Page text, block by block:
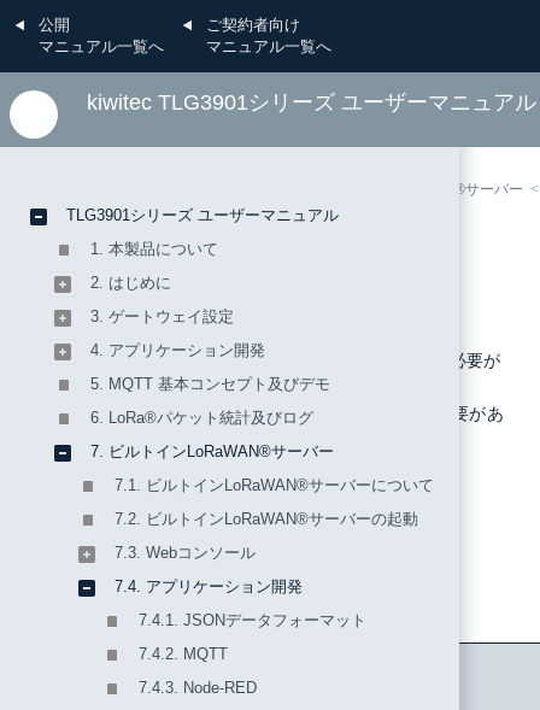
公開
マニュアル一覧へ
ご契約者向け
マニュアル一覧へ
kiwitec TLG3901シリーズ ユーザーマニュアル
7. ビルトインLoRaWAN®サーバー
7.4.6. RESTful API
RESTful APIの使用を開始するにはトークンを生成する必要が
あります。
このトークンはGETまたはPOSTメソッドに含める必要があ
表7-7
REST APIには以下の制限事項があります。
HTTPリクエストのボディサイズは100KB以下
HTTPリクエストのタイムアウトは10秒
TLG3901シリーズ ユーザーマニュアル
1. 本製品について
2. はじめに
3. ゲートウェイ設定
4. アプリケーション開発
5. MQTT 基本コンセプト及びデモ
6. LoRa®パケット統計及びログ
7. ビルトインLoRaWAN®サーバー
7.1. ビルトインLoRaWAN®サーバーについて
7.2. ビルトインLoRaWAN®サーバーの起動
7.3. Webコンソール
7.4. アプリケーション開発
7.4.1. JSONデータフォーマット
7.4.2. MQTT
7.4.3. Node-RED